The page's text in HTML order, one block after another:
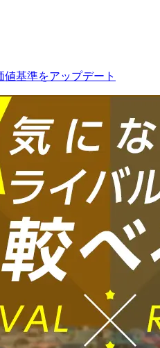
値基準をアップデート